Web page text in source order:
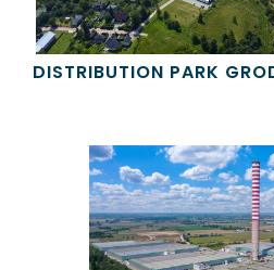
DISTRIBUTION PARK